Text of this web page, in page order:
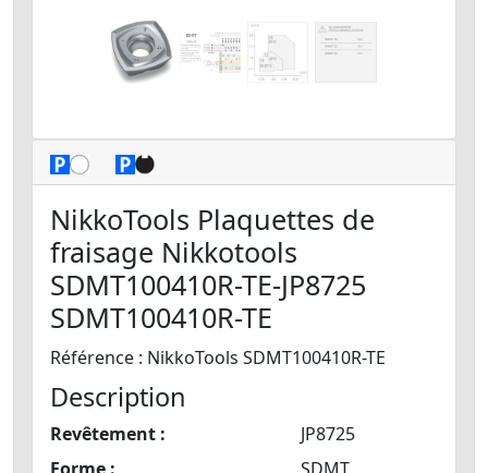
NikkoTools Plaquettes de
fraisage Nikkotools
SDMT100410R-TE-JP8725
SDMT100410R-TE
Référence : NikkoTools SDMT100410R-TE
Description
Revêtement :
JP8725